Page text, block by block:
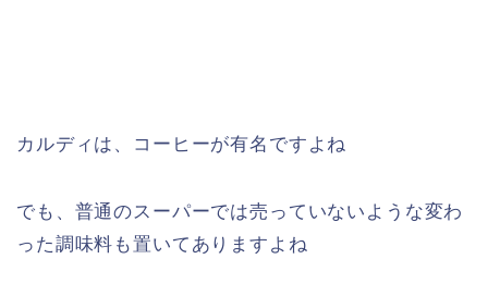
カルディは、コーヒーが有名ですよね
でも、普通のスーパーでは売っていないような変わ
った調味料も置いてありますよね